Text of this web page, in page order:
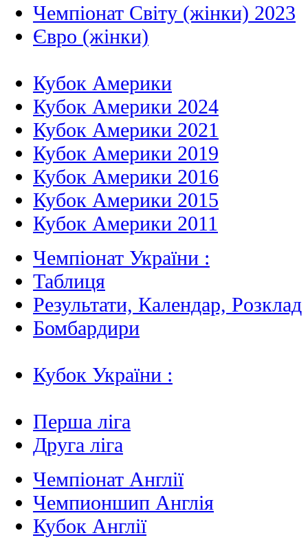
Чемпіонат Світу (жінки) 2023
Євро (жінки)
Кубок Америки
Кубок Америки 2024
Кубок Америки 2021
Кубок Америки 2019
Кубок Америки 2016
Кубок Америки 2015
Кубок Америки 2011
Чемпіонат України :
Таблиця
Результати, Календар, Poзклад
Бомбардири
Кубок України :
Перша ліга
Друга ліга
Чемпіонат Англії
Чемпионшип Англія
Кубок Англії